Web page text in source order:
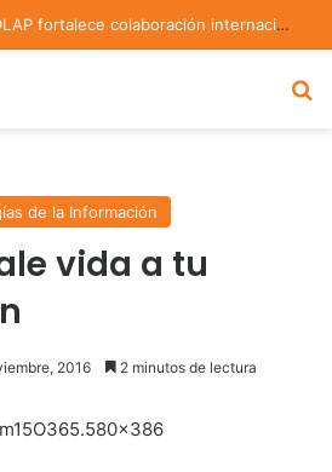
Académico de la UDLAP fortalece colaboración internacional con estancia de investigación en Argentina
de la Información
vida a tu
2016 2 minutos de lectura